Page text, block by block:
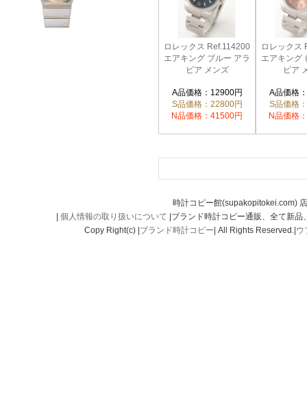
ロレックス Ref.114200
エアキング ブルー アラ
ビア メンズ
A品価格：12900円
S品価格：22800円
N品価格：41500円
ロレックス
エアキング
ビア
A品価格
S品価格
N品価格
時計コピー館(supakopitokei.com)
個人情報の取り扱いについて |ブランド時計コピー通販、全て新
Copy Right(c) | ブランド時計コピー | All Rights Reserved.| ウ